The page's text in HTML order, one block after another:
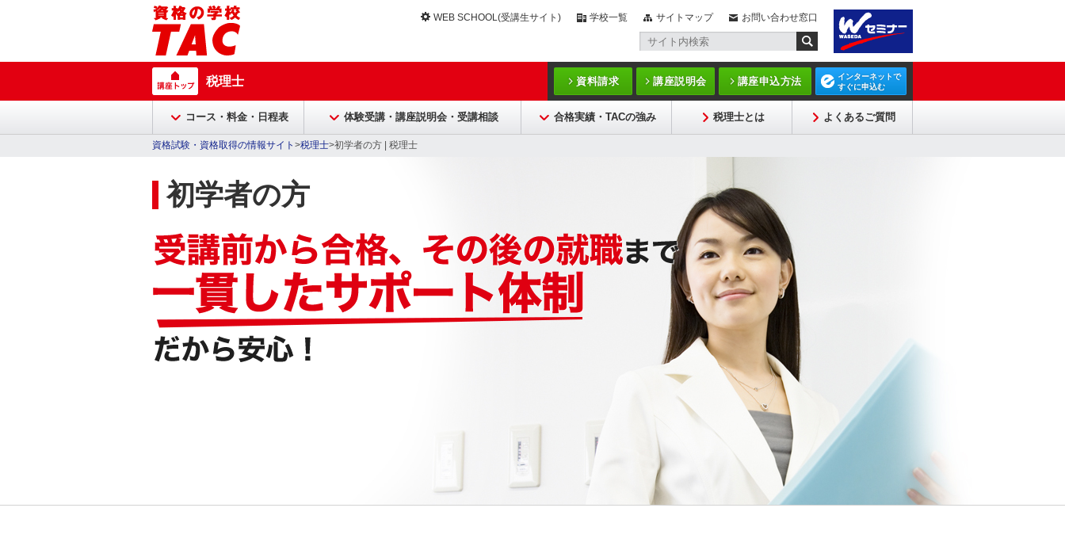
WEB SCHOOL(受講生サイト) 学校一覧 サイトマップ お問い合わせ窓口
税理士 資料請求 講座説明会 講座申込方法
インターネットで
すぐに申込む
コース・料金・日程表 体験受講・講座説明会・受講相談 合格実績・TACの強み 税理士とは よくあるご質問
資格試験・資格取得の情報サイト >税理士>初学者の方 | 税理士
初学者の方